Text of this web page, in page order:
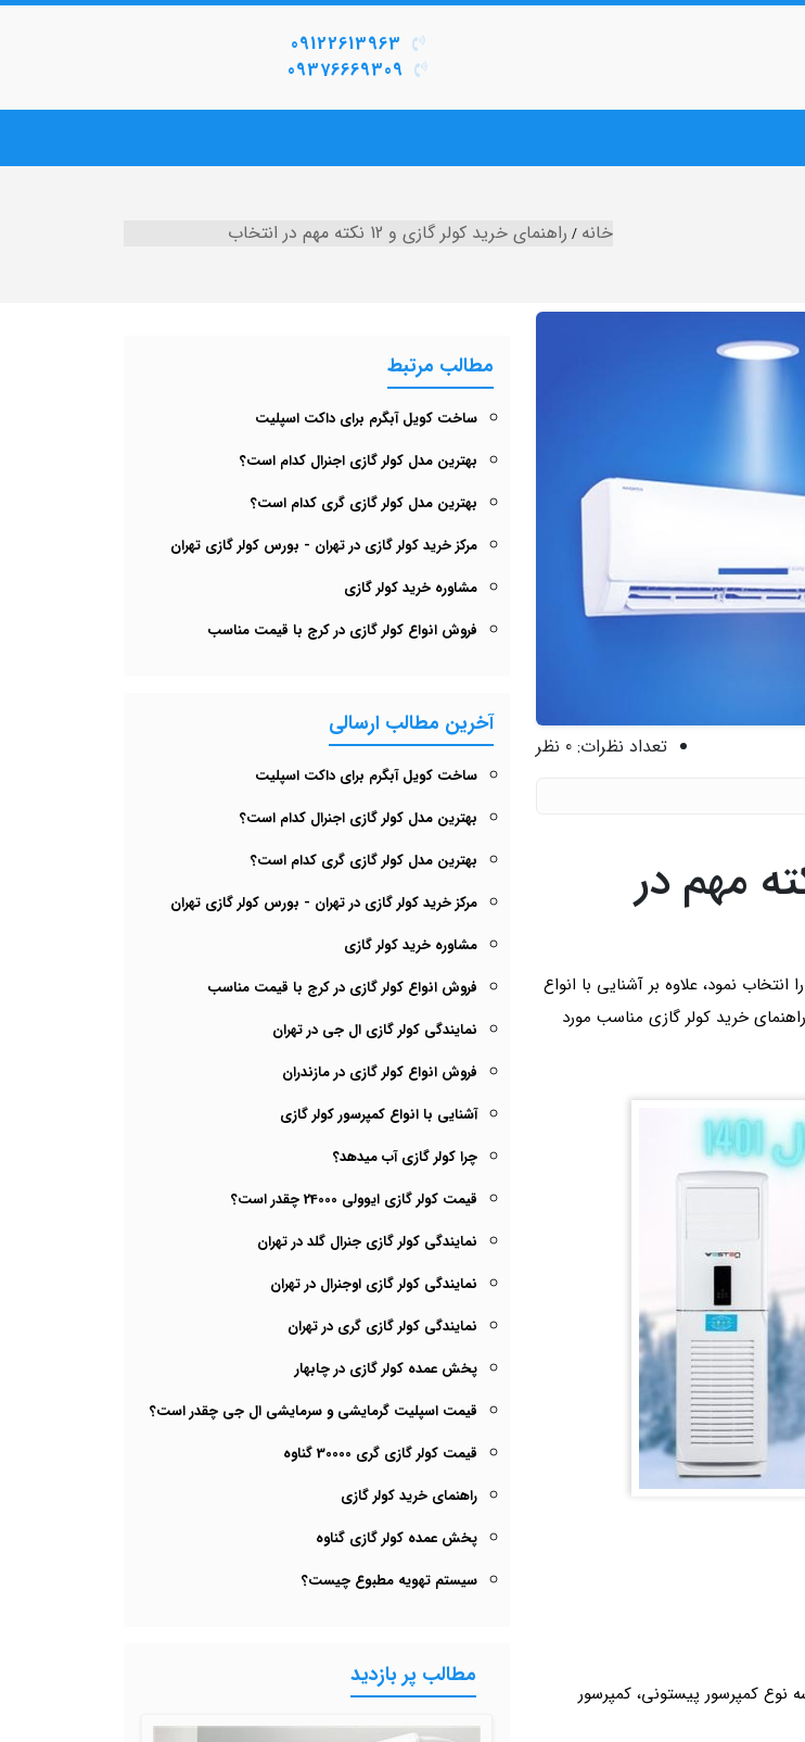
09122613963
09376669309
خانه راهنمای خرید کولر گازی و 12 نکته مهم در انتخاب
تعداد نظرات: 0 نظر
کولر گازی و 12 نکته مهم در
انتخاب نمود، علاوه بر آشنایی با انواع
خرید کولر گازی مناسب مورد
نوع کمپرسور پیستونی، کمپرسور
مطالب مرتبط
ساخت کویل آبگرم برای داکت اسپلیت
بهترین مدل کولر گازی اجنرال کدام است؟
بهترین مدل کولر گازی گری کدام است؟
مرکز خرید کولر گازی در تهران - بورس کولر گازی تهران
مشاوره خرید کولر گازی
فروش انواع کولر گازی در کرج با قیمت مناسب
آخرین مطالب ارسالی
ساخت کویل آبگرم برای داکت اسپلیت
بهترین مدل کولر گازی اجنرال کدام است؟
بهترین مدل کولر گازی گری کدام است؟
مرکز خرید کولر گازی در تهران - بورس کولر گازی تهران
مشاوره خرید کولر گازی
فروش انواع کولر گازی در کرج با قیمت مناسب
نمایندگی کولر گازی ال جی در تهران
فروش انواع کولر گازی در مازندران
آشنایی با انواع کمپرسور کولر گازی
چرا کولر گازی آب میدهد؟
قیمت کولر گازی ایوولی 24000 چقدر است؟
نمایندگی کولر گازی جنرال گلد در تهران
نمایندگی کولر گازی اوجنرال در تهران
نمایندگی کولر گازی گری در تهران
پخش عمده کولر گازی در چابهار
قیمت اسپلیت گرمایشی و سرمایشی ال جی چقدر است؟
قیمت کولر گازی گری 30000 گناوه
راهنمای خرید کولر گازی
پخش عمده کولر گازی گناوه
سیستم تهویه مطبوع چیست؟
مطالب پر بازدید